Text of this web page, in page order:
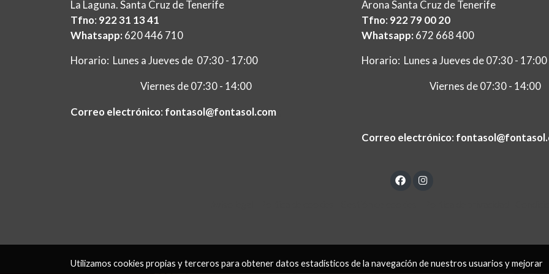
La Laguna. Santa Cruz de Tenerife
Tfno: 922 31 13 41
Whatsapp: 620 446 710
Horario: Lunes a Jueves de 07:30 - 17:00
Viernes de 07:30 - 14:00
Correo electrónico: fontasol@fontasol.comç
Arona Santa Cruz de Tenerife
Tfno: 922 79 00 20
Whatsapp: 672 668 400
Horario: Lunes a Jueves de 07:30 - 17:00
Viernes de 07:30 - 14:00
Correo electrónico:
Utilizamos cookies propias y terceros para obtener datos estadísticos de la navegación de nuestros usuarios y mejorar